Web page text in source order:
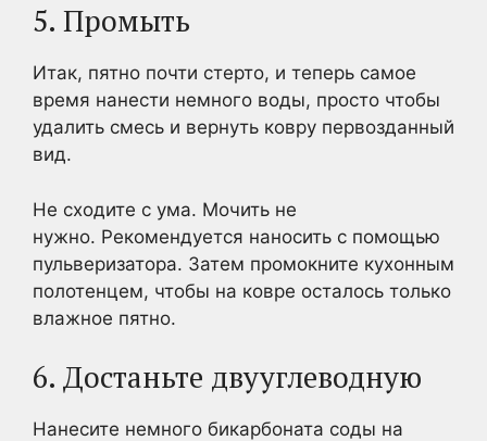
5. Промыть
Итак, пятно почти стерто, и теперь самое
время нанести немного воды, просто чтобы
удалить смесь и вернуть ковру первозданный
вид.
Не сходите с ума. Мочить не
нужно. Рекомендуется наносить с помощью
пульверизатора. Затем промокните кухонным
полотенцем, чтобы на ковре осталось только
влажное пятно.
6. Достаньте двууглеводную
Нанесите немного бикарбоната соды на